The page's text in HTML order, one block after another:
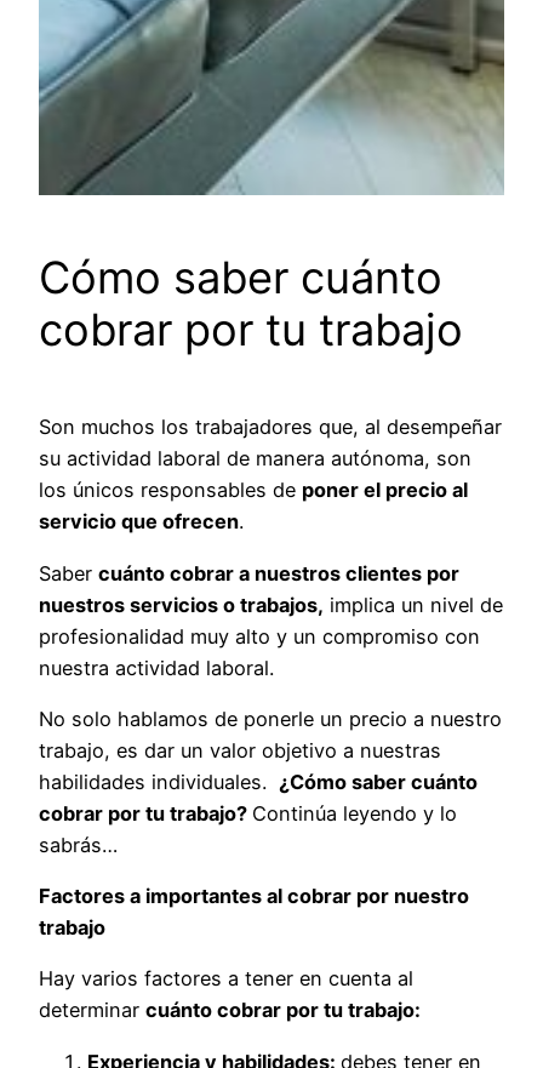
Cómo saber cuánto
cobrar por tu trabajo
Son muchos los trabajadores que, al desempeñar
su actividad laboral de manera autónoma, son
los únicos responsables de poner el precio al
servicio que ofrecen.
Saber cuánto cobrar a nuestros clientes por
nuestros servicios o trabajos, implica un nivel de
profesionalidad muy alto y un compromiso con
nuestra actividad laboral.
No solo hablamos de ponerle un precio a nuestro
trabajo, es dar un valor objetivo a nuestras
habilidades individuales. ¿Cómo saber cuánto
cobrar por tu trabajo? Continúa leyendo y lo
sabrás…
Factores a importantes al cobrar por nuestro
trabajo
Hay varios factores a tener en cuenta al
determinar cuánto cobrar por tu trabajo:
Experiencia y habilidades: debes tener en